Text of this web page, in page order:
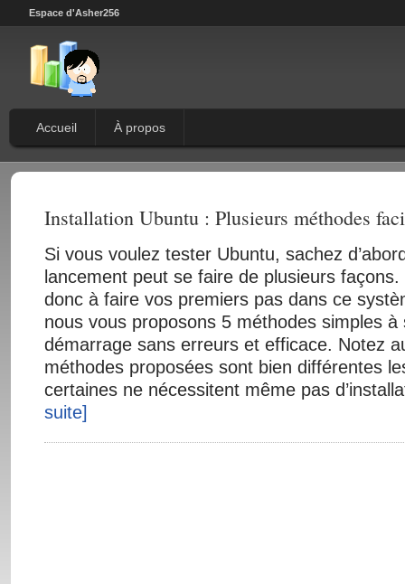
Espace d'Asher256
Accueil À propos
Installation Ubuntu : Plusieurs méthodes
Si vous voulez tester Ubuntu, sachez
lancement peut se faire de plusieurs
donc à faire vos premiers pas dans ce
nous vous proposons 5 méthodes simples à
démarrage sans erreurs et efficace. Notez
méthodes proposées sont bien différentes
certaines ne nécessitent même pas
suite]